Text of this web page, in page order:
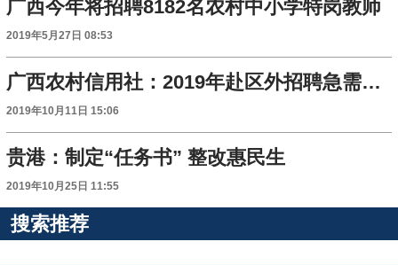
广西今年将招聘8182名农村中小学特岗教师
2019年5月27日 08:53
广西农村信用社：2019年赴区外招聘急需紧缺高层次人才启示
2019年10月11日 15:06
贵港：制定“任务书” 整改惠民生
2019年10月25日 11:55
搜索推荐